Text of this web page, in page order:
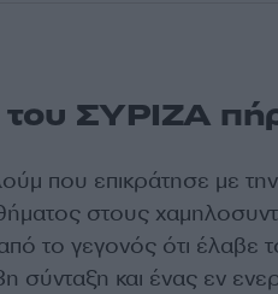
του ΣΥΡΙΖΑ
που επικράτησε με
στους
από το γεγονός ότι έλαβε
σύνταξη και ένας εν